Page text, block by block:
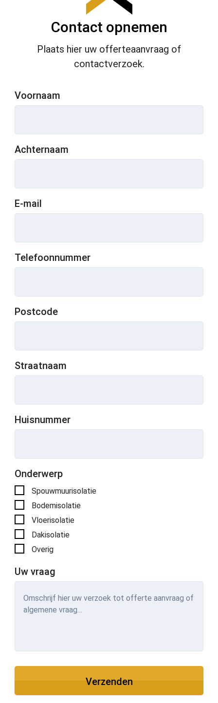
aanbev
elen.
Contact opnemen
Plaats hier uw offerteaanvraag of
contactverzoek.
Voornaam
Achternaam
E-mail
Telefoonnummer
Postcode
Straatnaam
Huisnummer
Onderwerp
Spouwmuurisolatie
Bodemisolatie
Vloerisolatie
Dakisolatie
Overig
Uw vraag